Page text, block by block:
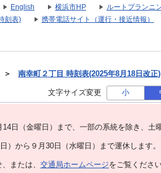
English 横浜市HP ルートプランニ
刻表) 携帯電話サイト（運行・接近情報）
＞ 南幸町２丁目 時刻表(2025年8月18日改正)
文字サイズ変更 小
⽇（金曜日）まで、⼀部の系統を除き、⼟
から９月30日（水曜日）まで運休します。
または、 交通局ホームページをご覧ください